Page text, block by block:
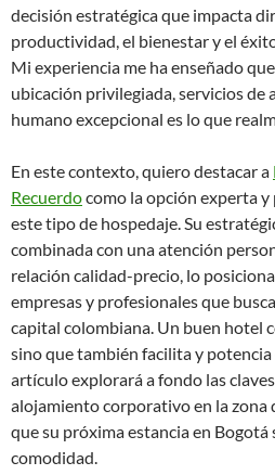
decisión estratégica que impacta
productividad, el bienestar y el
Mi experiencia me ha enseñado
ubicación privilegiada, servicios de
humano excepcional es lo que
En este contexto, quiero destacar a
Recuerdocomo la opción experta
este tipo de hospedaje. Su
combinada con una atención
relación calidad-precio, lo
empresas y profesionales que
capital colombiana. Un buen hotel
sino que también facilita y
artículo explorará a fondo las
alojamiento corporativo en la zona
que su próxima estancia en
comodidad.